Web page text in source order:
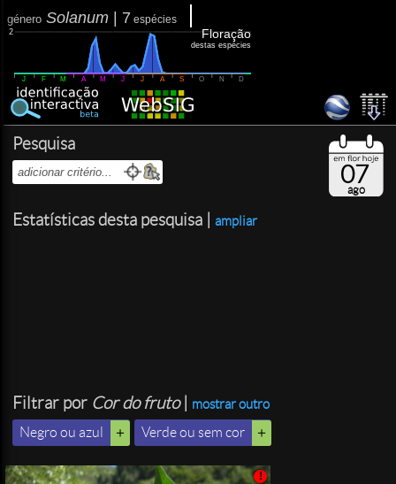
género Solanum 7 espécies
2
J F M A M J J A S O N D
Floração
destas espécies
Pesquisa
Estatísticas desta pesquisa | ampliar
Filtrar por Cor do fruto|
mostrar outro
Negro ou azul
Verde ou sem cor
07
ago
!